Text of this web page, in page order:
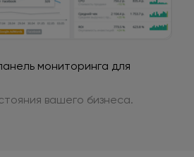
мониторинга для
вашего бизнеса.